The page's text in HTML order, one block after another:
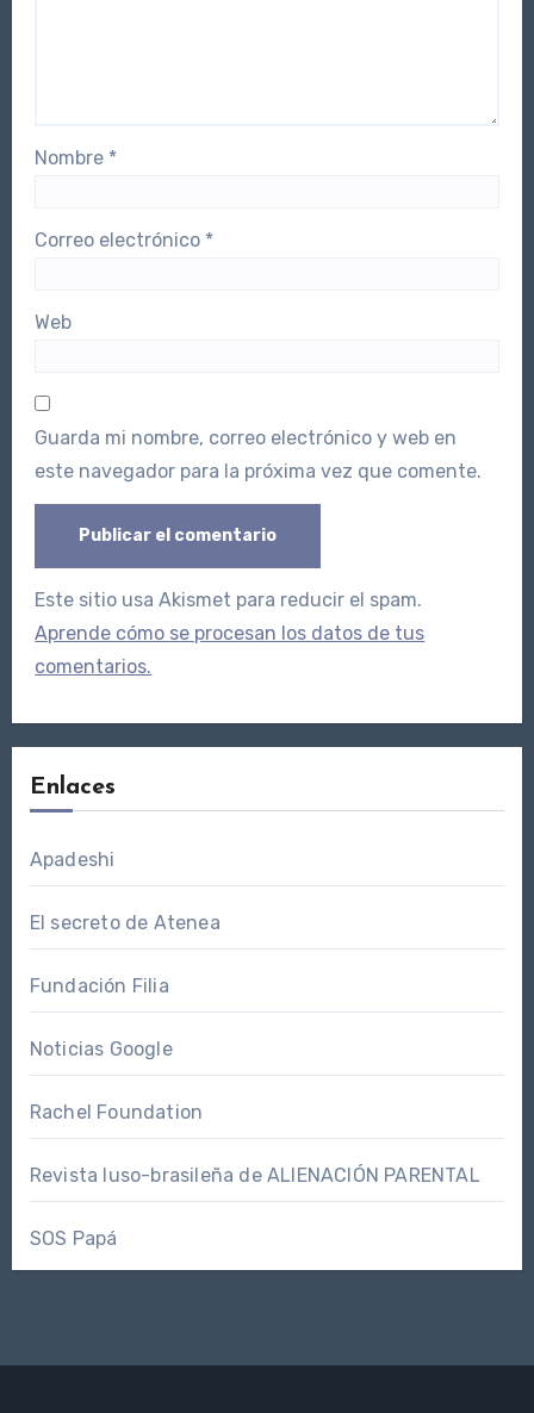
Nombre *
Correo electrónico *
Web
Guarda mi nombre, correo electrónico y web en
este navegador para la próxima vez que comente.
Este sitio usa Akismet para reducir el spam.
Aprende cómo se procesan los datos de tus
comentarios.
Enlaces
Apadeshi
El secreto de Atenea
Fundación Filia
Noticias Google
Rachel Foundation
Revista luso-brasileña de ALIENACIÓN PARENTAL
SOS Papá